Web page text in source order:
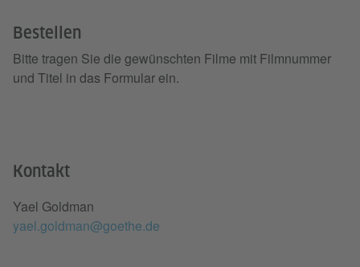
Bestellen
Bitte tragen Sie die gewünschten Filme mit Filmnummer
und Titel in das Formular ein.
Kontakt
Yael Goldman
yael.goldman@goethe.de